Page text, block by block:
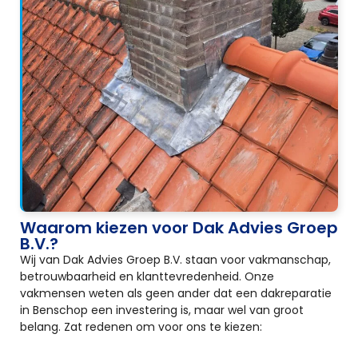
Waarom kiezen voor Dak Advies Groep
B.V.?
Wij van Dak Advies Groep B.V. staan voor vakmanschap,
betrouwbaarheid en klanttevredenheid. Onze
vakmensen weten als geen ander dat een dakreparatie
in Benschop een investering is, maar wel van groot
belang. Zat redenen om voor ons te kiezen: